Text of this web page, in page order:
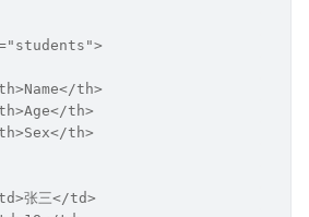
th>
th>
th>
张三</td>